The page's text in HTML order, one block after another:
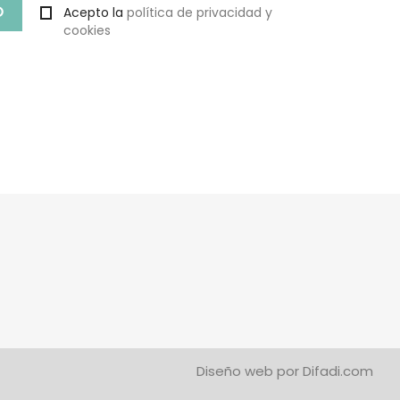
Acepto la política de privacidad y
cookies
Diseño web porDifadi.com